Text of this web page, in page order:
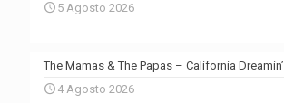
5 Agosto 2026
The Mamas & The Papas – California Dreamin’
4 Agosto 2026